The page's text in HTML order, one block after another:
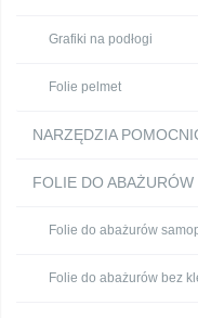
Grafiki na podłogi
Folie pelmet
NARZĘDZIA
FOLIE DO ABAŻURÓW
Folie do abażurów
Folie do abażurów bez